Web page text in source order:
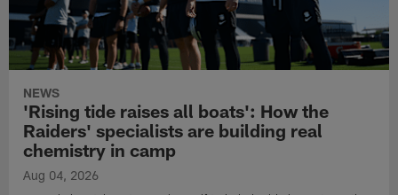
NEWS
'Rising tide raises all boats': How the
Raiders' specialists are building real
chemistry in camp
Aug 04, 2026